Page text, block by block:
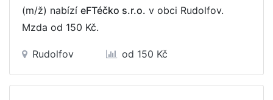
(m/ž) nabízí eFTéčko s.r.o. v obci Rudolfov.
Mzda od 150 Kč.
Rudolfov od 150 Kč